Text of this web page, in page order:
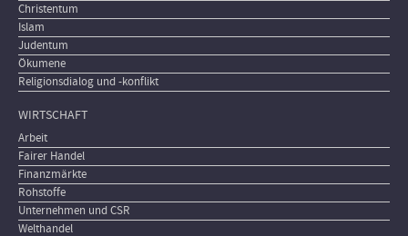
Christentum
Islam
Judentum
Ökumene
Religionsdialog und -konflikt
WIRTSCHAFT
Arbeit
Fairer Handel
Finanzmärkte
Rohstoffe
Unternehmen und CSR
Welthandel